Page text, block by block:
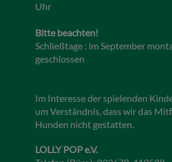
Uhr
Bitte beachten!
Schließtage : im September
geschlossen
Im Interesse der spielenden
um Verständnis, dass wir das
Hunden nicht gestatten.
LOLLY POP e.V.